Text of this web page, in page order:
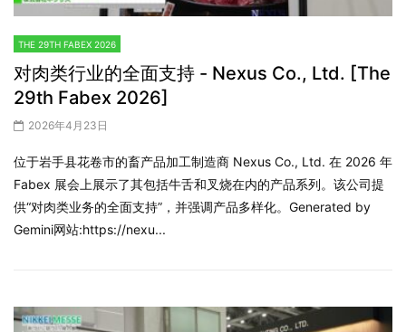
THE 29TH FABEX 2026
对肉类行业的全面支持 - Nexus Co., Ltd. [The
29th Fabex 2026]
2026年4月23日
位于岩手县花卷市的畜产品加工制造商 Nexus Co., Ltd. 在 2026 年
Fabex 展会上展示了其包括牛舌和叉烧在内的产品系列。该公司提
供“对肉类业务的全面支持”，并强调产品多样化。Generated by
Gemini网站:https://nexu...